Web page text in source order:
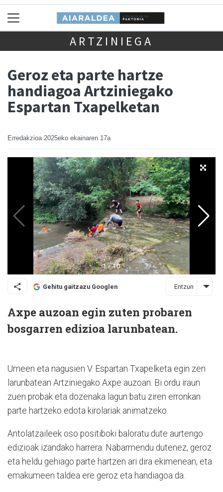
ARTZINIEGA
Geroz eta parte hartze
handiagoa Artziniegako
Espartan Txapelketan
Erredakzioa 2025eko ekainaren 17a
Gehitu gaitzazu Googlen Entzun
Axpe auzoan egin zuten probaren
bosgarren edizioa larunbatean.
Umeen eta nagusien V. Espartan Txapelketa egin zen
larunbatean Artziniegako Axpe auzoan. Bi ordu iraun
zuen probak eta dozenaka lagun batu ziren erronkan
parte hartzeko edota kirolariak animatzeko.
Antolatzaileek oso positiboki baloratu dute aurtengo
edizioak izandako harrera. Nabarmendu dutenez, geroz
eta heldu gehiago parte hartzen ari dira ekimenean, eta
emakumeen taldea ere geroz eta handiagoa da.